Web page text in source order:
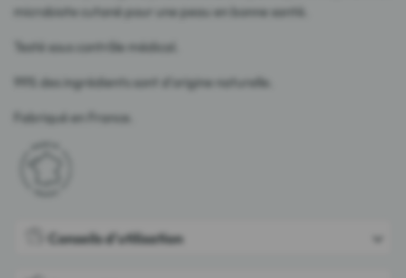
microbiote cutané pour une peau en bonne santé.
Testé sous contrôle médical.
99% des ingrédients sont d'origine naturelle.
Fabriqué en France.
Conseils d'utilisation